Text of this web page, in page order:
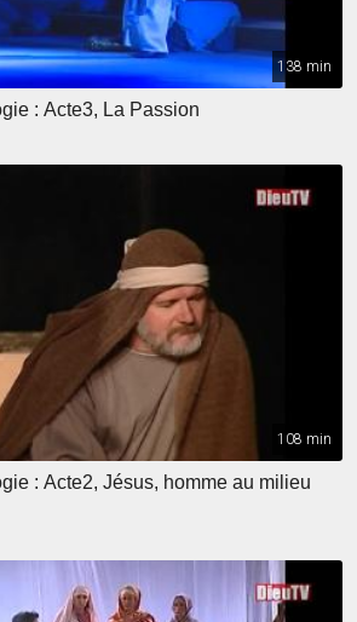
138 min
: Acte3, La Passion
108 min
: Acte2, Jésus, homme au milieu